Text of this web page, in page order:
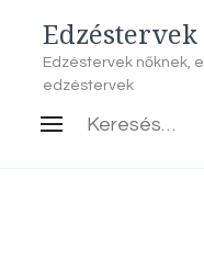
Edzéstervek
Edzéstervek nőknek,
edzéstervek
Keresés: